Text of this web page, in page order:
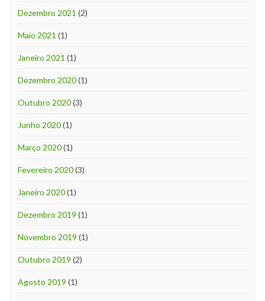
Dezembro 2021 (2)
Maio 2021 (1)
Janeiro 2021 (1)
Dezembro 2020(1)
Outubro 2020(3)
Junho 2020(1)
Março 2020(1)
Fevereiro 2020(3)
Janeiro 2020(1)
Dezembro 2019 (1)
Novembro 2019 (1)
Outubro 2019 (2)
Agosto 2019 (1)